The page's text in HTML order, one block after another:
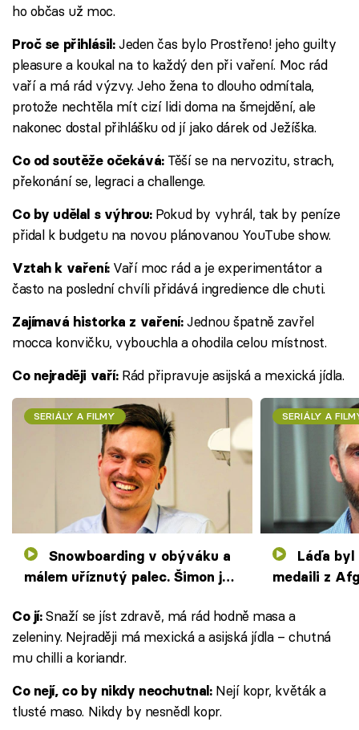
ho občas už moc.
Proč se přihlásil: Jeden čas bylo Prostřeno! jeho guilty
pleasure a koukal na to každý den při vaření. Moc rád
vaří a má rád výzvy. Jeho žena to dlouho odmítala,
protože nechtěla mít cizí lidi doma na šmejdění, ale
nakonec dostal přihlášku od jí jako dárek od Ježíška.
Co od soutěže očekává:Těší se na nervozitu, strach,
překonání se, legraci a challenge.
Co by udělal s výhrou:Pokud by vyhrál, tak by peníze
přidal k budgetu na novou plánovanou YouTube show.
Vztah k vaření: Vaří moc rád a je experimentátor a
často na poslední chvíli přidává ingredience dle chuti.
Zajímavá historka z vaření:Jednou špatně zavřel
mocca konvičku, vybouchla a ohodila celou místnost.
Co nejraději vaří: Rád připravuje asijská a mexická jídla.
SERIÁLY A FILMY
Snowboarding v obýváku a
málem uříznutý palec. Šimon je
SERIÁLY A
medaili z
Co jí:Snaží se jíst zdravě, má rád hodně masa a
zeleniny. Nejraději má mexická a asijská jídla – chutná
mu chilli a koriandr.
Co nejí, co by nikdy neochutnal: Nejí kopr, květák a
tlusté maso. Nikdy by nesnědl kopr.